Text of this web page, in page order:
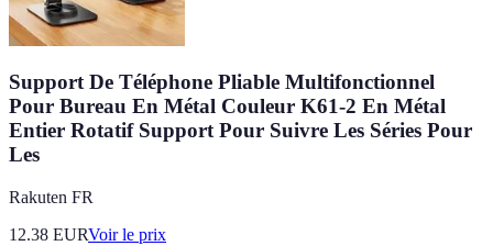
Support De Téléphone Pliable Multifonctionnel
Pour Bureau En Métal Couleur K61-2 En Métal
Entier Rotatif Support Pour Suivre Les Séries Pour
Les
Rakuten FR
12.38 EURVoir le prix